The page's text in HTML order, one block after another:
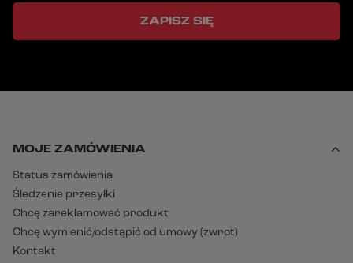
ZAPISZ SIĘ
MOJE ZAMÓWIENIA
Status zamówienia
Śledzenie przesyłki
Chcę zareklamować produkt
Chcę wymienić/odstąpić od umowy (zwrot)
Kontakt